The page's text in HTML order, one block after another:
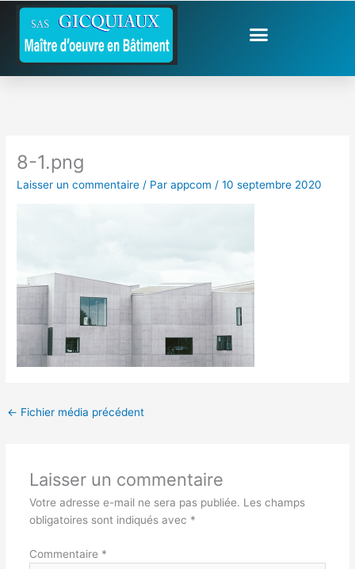
Aller
contenu
8-1.png
Laisser un commentaire / Parappcom /10 septembre 2020
← Fichier média précédent
Laisser un commentaire
Votre adresse e-mail ne sera pas publiée. Les champs
obligatoires sont indiqués avec *
Commentaire *